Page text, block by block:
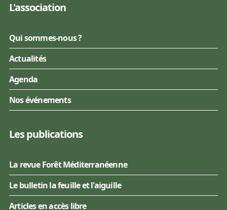
L'association
Qui sommes-nous ?
Actualités
Agenda
Nos événements
Les publications
La revue Forêt Méditerranéenne
Le bulletin la feuille et l'aiguille
Articles en accès libre